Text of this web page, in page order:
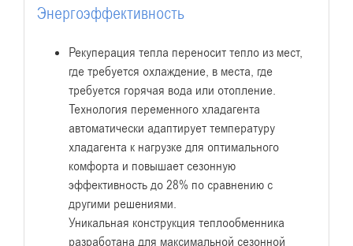
Энергоэффективность
Рекуперация тепла переносит тепло из мест,
где требуется охлаждение, в места, где
требуется горячая вода или отопление.
Технология переменного хладагента
автоматически адаптирует температуру
хладагента к нагрузке для оптимального
комфорта и повышает сезонную
эффективность до 28% по сравнению с
другими решениями.
Уникальная конструкция теплообменника
разработана для максимальной сезонной